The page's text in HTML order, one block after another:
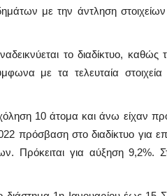
με την άντληση
το διαδίκτυο, καθώς
με τα τελευταία στοιχεία
10 άτομα και άνω είχαν
πρόσβαση στο διαδίκτυο για
Πρόκειται για αύξηση 9,2%.
Mykonos Δ.Ε.Υ.Α. Μυκόνου